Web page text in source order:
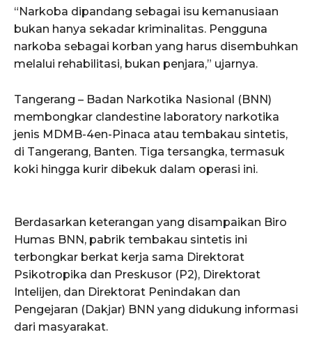
“Narkoba dipandang sebagai isu kemanusiaan
bukan hanya sekadar kriminalitas. Pengguna
narkoba sebagai korban yang harus disembuhkan
melalui rehabilitasi, bukan penjara,” ujarnya.
Tangerang – Badan Narkotika Nasional (BNN)
membongkar clandestine laboratory narkotika
jenis MDMB-4en-Pinaca atau tembakau sintetis,
di Tangerang, Banten. Tiga tersangka, termasuk
koki hingga kurir dibekuk dalam operasi ini.
Berdasarkan keterangan yang disampaikan Biro
Humas BNN, pabrik tembakau sintetis ini
terbongkar berkat kerja sama Direktorat
Psikotropika dan Preskusor (P2), Direktorat
Intelijen, dan Direktorat Penindakan dan
Pengejaran (Dakjar) BNN yang didukung informasi
dari masyarakat.